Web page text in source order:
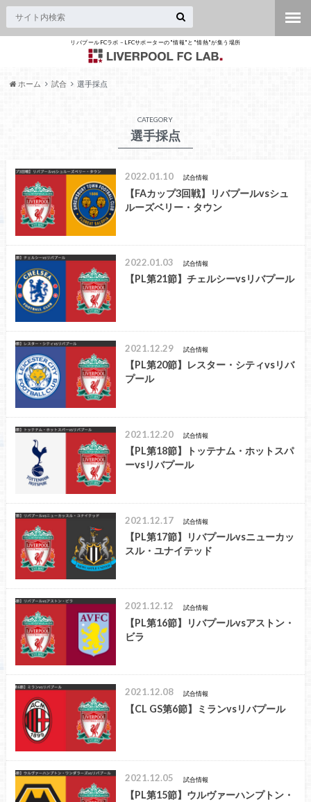
リバプールFCラボ – LFCサポーターの"情報"と"情熱"が集う場所
ホーム 試合 選手採点
CATEGORY
選手採点
2022.01.10 試合情報
【FAカップ3回戦】リバプールvsシュ
ルーズベリー・タウン
2022.01.03 試合情報
【PL第21節】チェルシーvsリバプール
2021.12.29 試合情報
【PL第20節】レスター・シティvsリバ
プール
2021.12.20 試合情報
【PL第18節】トッテナム・ホットスパ
ーvsリバプール
2021.12.17 試合情報
【PL第17節】リバプールvsニューカッ
スル・ユナイテッド
2021.12.12 試合情報
【PL第16節】リバプールvsアストン・
ビラ
2021.12.08 試合情報
【CL GS第6節】ミランvsリバプール
2021.12.05 試合情報
【PL第15節】ウルヴァーハンプトン・